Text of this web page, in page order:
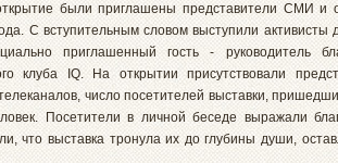
были приглашены представители СМИ и
С вступительным словом выступили активисты
приглашенный гость - руководитель
клуба IQ. На открытии присутствовали
число посетителей выставки,
Посетители в личной беседе выражали
что выставка тронула их до глубины души,